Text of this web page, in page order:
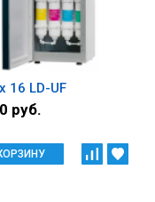
16 LD-UF
руб.